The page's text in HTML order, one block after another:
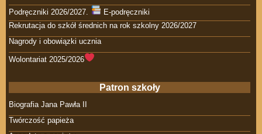
Podręczniki 2026/2027.
E-podręczniki
Rekrutacja do szkół średnich na rok szkolny 2026/2027
Nagrody i obowiązki ucznia
Wolontariat 2025/2026
Patron szkoły
Biografia Jana Pawła II
Twórczość papieża